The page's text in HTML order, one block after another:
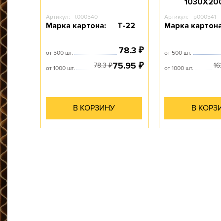
Артикул: t000540
Марка картона: Т-22
от 500 шт. 78.3 ₽
от 1000 шт. 78.3₽75.95 ₽
В КОРЗИНУ
Артикул: p000541
Марка
от 500 шт.
от 1000 шт.
В